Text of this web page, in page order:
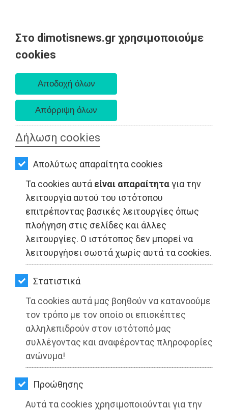
Στο dimotisnews.gr χρησιμοποιούμε
cookies
Δήλωση cookies
Απολύτως απαραίτητα cookies
Τα cookies αυτά είναι απαραίτηταγια την
λειτουργία αυτού του ιστότοπου
επιτρέποντας βασικές λειτουργίες όπως
πλοήγηση στις σελίδες και άλλες
λειτουργίες. Ο ιστότοπος δεν μπορεί να
λειτουργήσει σωστά χωρίς αυτά τα cookies.
Στατιστικά
Τα cookies αυτά μας βοηθούν να κατανοούμε
τον τρόπο με τον οποίο οι επισκέπτες
αλληλεπιδρούν στον ιστότοπό μας
συλλέγοντας και αναφέροντας πληροφορίες
ανώνυμα!
Προώθησης
Αυτά τα cookies χρησιμοποιούνται για την
AΡΧΙΚΗ
ΕΙΔΗΣΕΙΣ
ΠΟΛΙΤΙΚΗ
ΤΟΠΙΚΗ
ΑΥΤΟΔΙΟΙΚΗΣΗ
ΟΙΚΟΝΟΜΙΑ
ΑΘΛΗΤΙΣΜΟΣ
ΠΟΛΙΤΙΣΜΟΣ
ΣΠΙΤΙ-
ΚΗΠΟΣ
ΥΓΕΙΑ
LIFESTYLE
ΤΑΞΙΔΙΑ
ΕΞΟΔΟΣ
ΠΕΡΙΒΑΛΛΟΝ
ΚΑΤΟΙΚΙΔΙΟ
ΑΓΓΕΛΙΕΣ
ΕΙΔΗΣΕΙΣ - Αττική
Πέντε άξονες δράσης για την
αποκατάσταση των πληγέντων από
τις πυρκαγιές
Διαβάστηκε 2906 φορές